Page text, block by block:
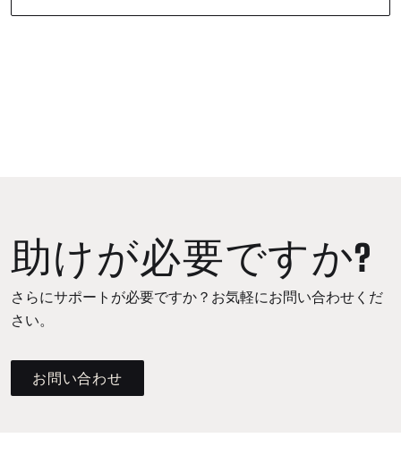
助けが必要ですか?
さらにサポートが必要ですか？お気軽にお問い合わせくだ
さい。
お問い合わせ